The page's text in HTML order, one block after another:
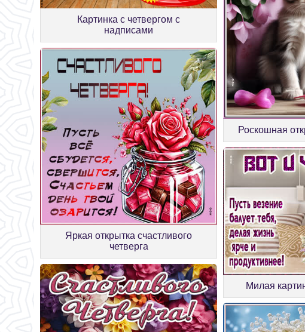
Картинка с четвергом с
надписами
Роскошная
Яркая открытка счастливого
четверга
Милая